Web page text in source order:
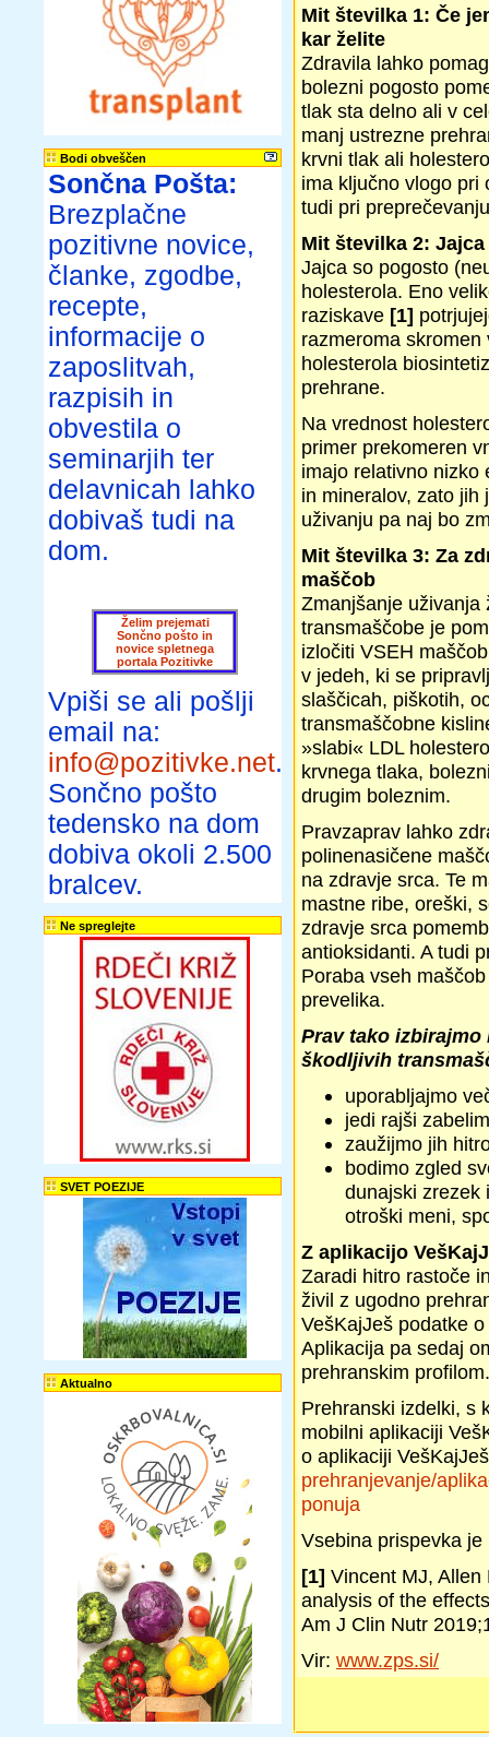
Bodi obveščen
Sončna Pošta:
Brezplačne
pozitivne novice,
članke, zgodbe,
recepte,
informacije o
zaposlitvah,
razpisih in
obvestila o
seminarjih ter
delavnicah lahko
dobivaš tudi na
dom.
Želim prejemati
Sončno pošto in
novice spletnega
portala Pozitivke
Vpiši se ali pošlji
email na:
info@pozitivke.net.
Sončno pošto
tedensko na dom
dobiva okoli 2.500
bralcev.
Ne spreglejte
SVET POEZIJE
Aktualno
Mit številka 1: Če
kar želite
Zdravila lahko
bolezni pogosto
tlak sta delno ali v
manj ustrezne
krvni tlak ali
ima ključno vlogo pri
tudi pri
Mit številka 2:
Jajca so pogosto
holesterola. Eno
raziskave [1]
razmeroma
holesterola
prehrane.
Na vrednost
primer prekomeren
imajo relativno nizko
in mineralov, zato jih
uživanju pa naj bo
Mit številka 3: Za
maščob
Zmanjšanje uživanja
transmaščobe je
izločiti VSEH
v jedeh, ki se
slaščicah, piškotih,
transmaščobne
»slabi« LDL
krvnega tlaka,
drugim boleznim.
Pravzaprav lahko
polinenasičene
na zdravje srca. Te
mastne ribe, oreški,
zdravje srca
antioksidanti. A tudi
Poraba vseh
prevelika.
Prav tako
škodljivih
uporabljajmo
jedi rajši
zaužijmo jih
bodimo zgled
dunajski zrezek
otroški meni,
Z aplikacijo
Zaradi hitro rastoče
živil z ugodno
VešKajJeš podatke
Aplikacija pa sedaj
prehranskim profilom.
Prehranski izdelki, s
mobilni aplikaciji
o aplikaciji
prehranjevanje/
ponuja
Vsebina prispevka
[1] Vincent MJ, Allen
analysis of the
Am J Clin Nutr
Vir: www.zps.si/